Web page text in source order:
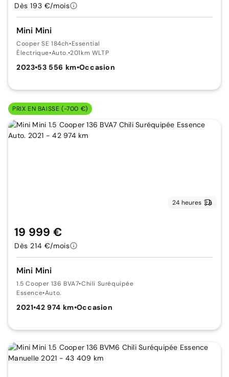
Mini Mini
Cooper SE 184ch•Essential
Électrique•Auto.•201km WLTP
2023•53 556 km•Occasion
Dès 193 €/mois
PRIX EN BAISSE (-700 €)
24 heures
Mini Mini
1.5 Cooper 136 BVA7•Chili Suréquipée
Essence•Auto.
2021•42 974 km•Occasion
19 999 €
Dès 214 €/mois